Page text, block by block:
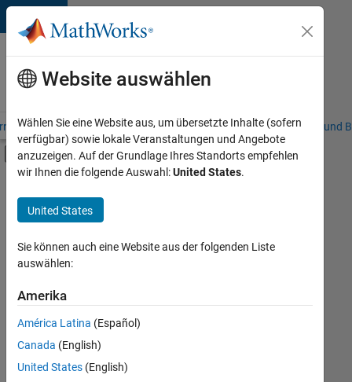
Weiter zum Inhalt
Karriere
bei
MathWorks
– Übersicht Stellensuche Niederlassungen Studierende und
Umschaltung für Off-Canvas-
Hauptinhalt
Information Technology
Education Sales
Inside Sales
Sales Operations
Marketing Communications
Business Model Team
Human Resources
+6
Derzeit
es
keine
offenen
Stellen,
Website auswählen
Wählen Sie eine Website aus, um übersetzte Inhalte (sofern
verfügbar) sowie lokale Veranstaltungen und Angebote
anzuzeigen. Auf der Grundlage Ihres Standorts empfehlen
wir Ihnen die folgende Auswahl:United States.
United States
Sie können auch eine Website aus der folgenden Liste
auswählen:
Amerika
América Latina (Español)
Canada (English)
United States (English)